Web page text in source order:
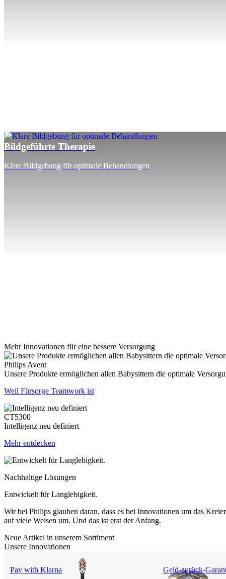
Bildgeführte Therapie
Klare Bildgebung für optimale Behandlungen
Mehr Innovationen für eine bessere Versorgung
Philips Avent
Unsere Produkte ermöglichen allen Babysittern die optimale
Weil Fürsorge Teamwork ist
CT5300
Intelligenz neu definiert
Mehr entdecken
Nachhaltige Lösungen
Entwickelt für Langlebigkeit.
Wir bei Philips glauben daran, dass es bei Innovationen um das
auf viele Weisen um. Und das ist erst der Anfang.
Neue Artikel in unserem Sortiment
Unsere Innovationen
Pay with Klarna Geld-zurück-